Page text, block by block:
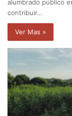
alumbrado público
contribuir…
Ver Mas »